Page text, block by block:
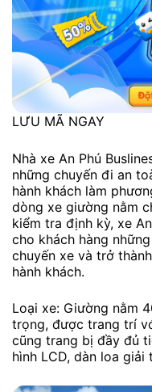
LƯU MÃ NGAY
Nhà xe An Phú
những chuyến đi an
hành khách làm
dòng xe giường nằm
kiểm tra định kỳ, xe
cho khách hàng
chuyến xe và trở
hành khách.
Loại xe: Giường nằm
trọng, được trang trí
cũng trang bị đầy đủ
hình LCD, dàn loa